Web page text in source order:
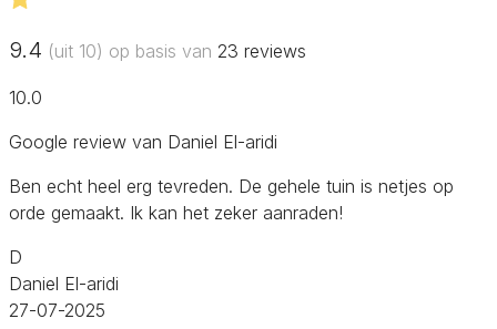
9.4 (uit 10) op basis van 23 reviews
10.0
Google review van Daniel El-aridi
Ben echt heel erg tevreden. De gehele tuin is netjes op
orde gemaakt. Ik kan het zeker aanraden!
D
Daniel El-aridi
27-07-2025